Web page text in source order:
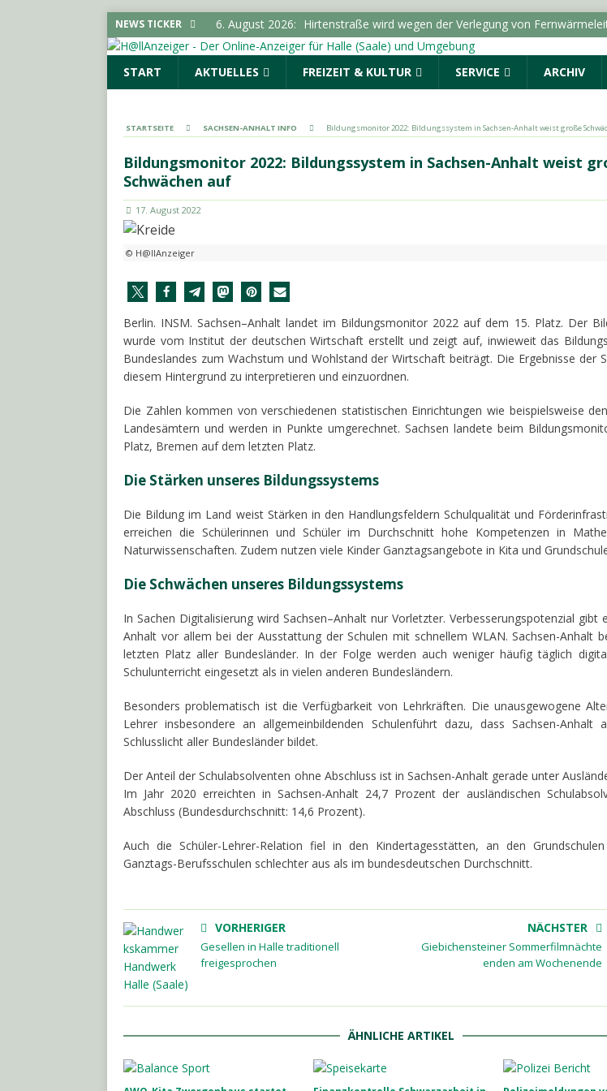
NEWS TICKER 6. August 2026: Hirtenstraße wird wegen der Verlegung von
gesperrt
LOKALE NACHRICHTEN - HALLE (SAALE) & UMGEBUNG
6. August 2026:
Polizeimeldungen vom Donnerstag, 06.08.2026
Kampagne „Menschen. Nicht Herkunft.“ startet in
6. August 2026: Elektrolyte: Drei Fragen an die AOK Sachsen-Anhalt
START AKTUELLES FREIZEIT & KULTUR SERVICE ARCHIV
STARTSEITE SACHSEN-ANHALT INFO Bildungsmonitor 2022: Bildungssystem in Sachsen-Anhalt weist große
Bildungsmonitor 2022: Bildungssystem in Sachsen-Anhalt weist
Schwächen auf
17. August 2022
© H@llAnzeiger
Berlin. INSM. Sachsen–Anhalt landet im Bildungsmonitor 2022 auf dem 15. Platz. Der
wurde vom Institut der deutschen Wirtschaft erstellt und zeigt auf, inwieweit das
Bundeslandes zum Wachstum und Wohlstand der Wirtschaft beiträgt. Die Ergebnisse der
diesem Hintergrund zu interpretieren und einzuordnen.
Die Zahlen kommen von verschiedenen statistischen Einrichtungen wie beispielsweise
Landesämtern und werden in Punkte umgerechnet. Sachsen landete beim
Platz, Bremen auf dem letzten Platz.
Die Stärken unseres Bildungssystems
Die Bildung im Land weist Stärken in den Handlungsfeldern Schulqualität und
erreichen die Schülerinnen und Schüler im Durchschnitt hohe Kompetenzen in
Naturwissenschaften. Zudem nutzen viele Kinder Ganztagsangebote in Kita und
Die Schwächen unseres Bildungssystems
In Sachen Digitalisierung wird Sachsen–Anhalt nur Vorletzter. Verbesserungspotenzial gibt
Anhalt vor allem bei der Ausstattung der Schulen mit schnellem WLAN. Sachsen-Anhalt
letzten Platz aller Bundesländer. In der Folge werden auch weniger häufig täglich
Schulunterricht eingesetzt als in vielen anderen Bundesländern.
Besonders problematisch ist die Verfügbarkeit von Lehrkräften. Die unausgewogene
Lehrer insbesondere an allgemeinbildenden Schulenführt dazu, dass Sachsen-Anhalt
Schlusslicht aller Bundesländer bildet.
Der Anteil der Schulabsolventen ohne Abschluss ist in Sachsen-Anhalt gerade unter
Im Jahr 2020 erreichten in Sachsen-Anhalt 24,7 Prozent der ausländischen
Abschluss (Bundesdurchschnitt: 14,6 Prozent).
Auch die Schüler-Lehrer-Relation fiel in den Kindertagesstätten, an den
Ganztags-Berufsschulen schlechter aus als im bundesdeutschen Durchschnitt.
VORHERIGER
Gesellen in Halle traditionell
freigesprochen
NÄCHSTER
Giebichensteiner Sommerfilmnächte
enden am Wochenende
ÄHNLICHE ARTIKEL